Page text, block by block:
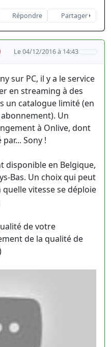
Répondre Partager
Le 04/12/2016 à 14:43
sur PC, il y a le service
en streaming à des
un catalogue limité (en
Un
à Onlive, dont
Sony !
disponible en Belgique,
Bas. Un choix qui peut
vitesse se déploie
de votre
de la qualité de